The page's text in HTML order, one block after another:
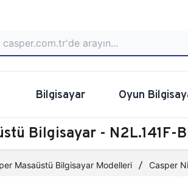
Bilgisayar Oyun
Bilgisayar - N2L.141F-
Masaüstü Bilgisayar Modelleri Casper